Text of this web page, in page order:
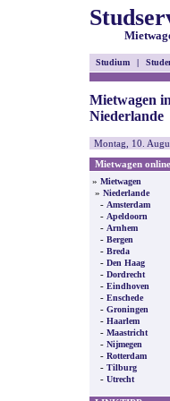
Mietwagen
Studium |
Mietwagen
Niederlande
Montag, 10.
Mietwagen online
» Mietwagen
» Niederlande
- Amsterdam
- Apeldoorn
- Arnhem
- Bergen
- Breda
- Den Haag
- Dordrecht
- Eindhoven
- Enschede
- Groningen
- Haarlem
- Maastricht
- Nijmegen
- Rotterdam
- Tilburg
- Utrecht